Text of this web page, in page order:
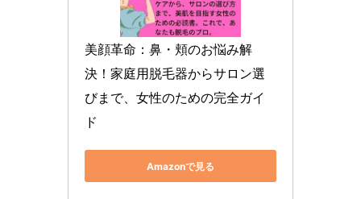
美顔革命：鼻・頬のお悩み解
決！家庭用脱毛器からサロン選
びまで、女性のための完全ガイ
ド
Amazonで見る